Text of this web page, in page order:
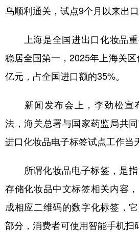
乌顺利通关，试点9个月以来出
上海是全国进出口化妆品重
稳居全国第一，2025年上海关
亿元，占全国进口额的35%。
新闻发布会上，李劲松宣
法，海关总署与国家药监局共
进口化妆品电子标签试点工作当
所谓化妆品电子标签，是指
存储化妆品中文标签相关内容
成相应二维码的数字化标签，
部分，消费者可使用智能手机扫